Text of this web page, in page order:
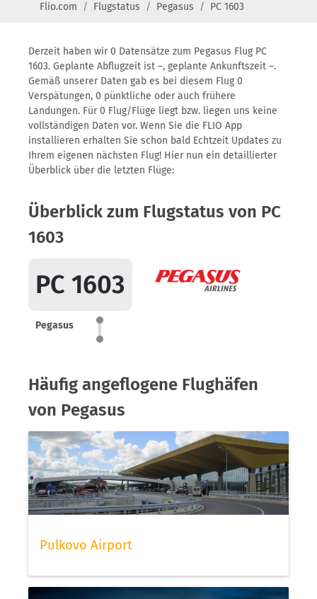
Flio.com Flugstatus Pegasus PC 1603
Derzeit haben wir 0 Datensätze zum Pegasus Flug PC
1603. Geplante Abflugzeit ist –, geplante Ankunftszeit –.
Gemäß unserer Daten gab es bei diesem Flug 0
Verspätungen, 0 pünktliche oder auch frühere
Landungen. Für 0 Flug/Flüge liegt bzw. liegen uns keine
vollständigen Daten vor. Wenn Sie die FLIO App
installieren erhalten Sie schon bald Echtzeit Updates zu
Ihrem eigenen nächsten Flug! Hier nun ein detaillierter
Überblick über die letzten Flüge:
Überblick zum Flugstatus von PC
1603
PC 1603
Pegasus
Häufig angeflogene Flughäfen
von Pegasus
Pulkovo Airport